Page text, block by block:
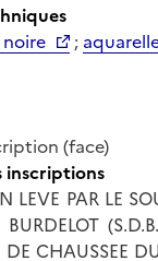
;
(face)
inscriptions
LEVE PAR LE
CHAUSSEE